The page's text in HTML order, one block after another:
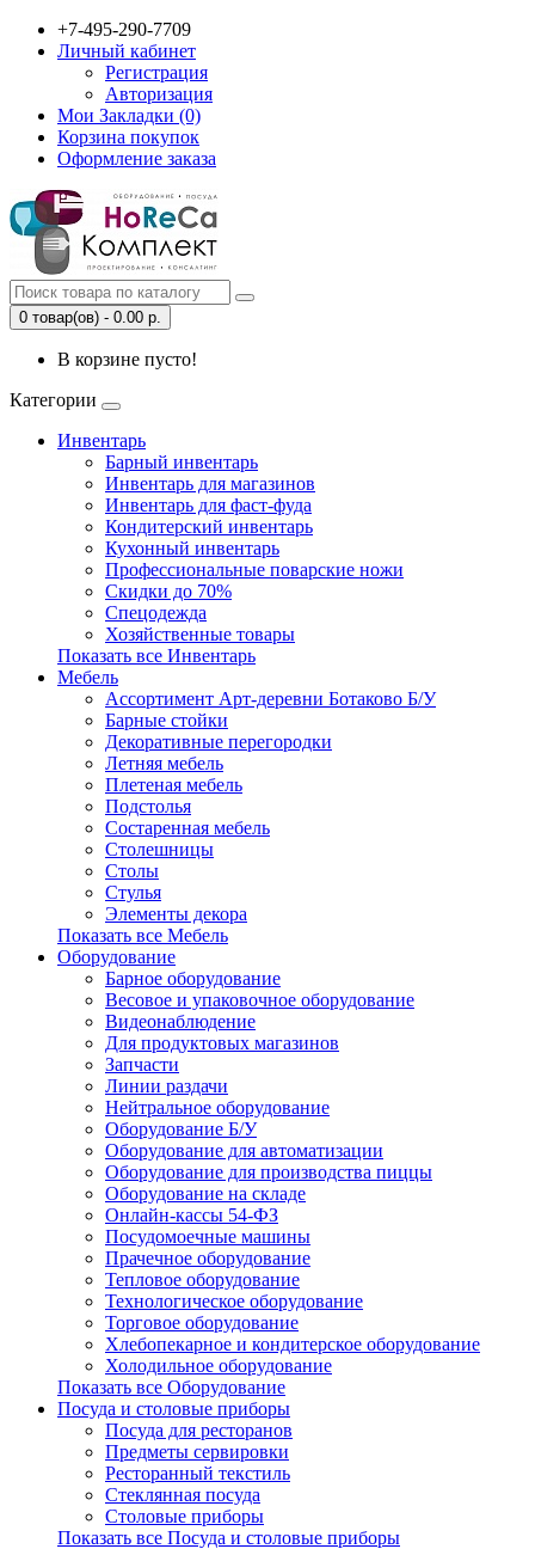
+7-495-290-7709
Личный кабинет
Регистрация
Авторизация
Мои Закладки (0)
Корзина покупок
Оформление заказа
0 товар(ов) - 0.00 р.
В корзине пусто!
Категории
Инвентарь
Барный инвентарь
Инвентарь для магазинов
Инвентарь для фаст-фуда
Кондитерский инвентарь
Кухонный инвентарь
Профессиональные поварские ножи
Скидки до 70%
Спецодежда
Хозяйственные товары
Показать все Инвентарь
Мебель
Ассортимент Арт-деревни Ботаково Б/У
Барные стойки
Декоративные перегородки
Летняя мебель
Плетеная мебель
Подстолья
Состаренная мебель
Столешницы
Столы
Стулья
Элементы декора
Показать все Мебель
Оборудование
Барное оборудование
Весовое и упаковочное оборудование
Видеонаблюдение
Для продуктовых магазинов
Запчасти
Линии раздачи
Нейтральное оборудование
Оборудование Б/У
Оборудование для автоматизации
Оборудование для производства пиццы
Оборудование на складе
Онлайн-кассы 54-ФЗ
Посудомоечные машины
Прачечное оборудование
Тепловое оборудование
Технологическое оборудование
Торговое оборудование
Хлебопекарное и кондитерское оборудование
Холодильное оборудование
Показать все Оборудование
Посуда и столовые приборы
Посуда для ресторанов
Предметы сервировки
Ресторанный текстиль
Стеклянная посуда
Столовые приборы
Показать все Посуда и столовые приборы